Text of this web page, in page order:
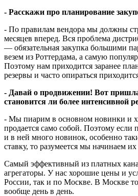
- Расскажи про планирование
- По правилам вендора мы должны
месяцев вперед. Вся проблема
— обязательная закупка большими
везем из Роттердама, а самую
Поэтому нам приходится заранее
резервы и часто опираться
- Давай о продвижении! Вот
становится ли более интенсивной
- Мы пиарим в основном новинки и
продается само собой. Поэтому если
и в ней много новинок, особенно
ставку, то разумеется мы начинаем
Самый эффективный из платных
агрегаторы. У нас хорошие цены и
России, так и по Москве. В Москве
вообще день в день.